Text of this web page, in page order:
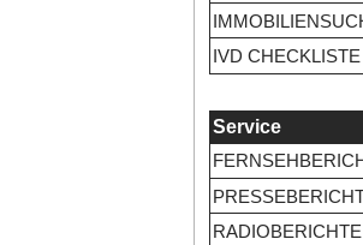
IVD CHECKLISTE
Service
RADIOBERICHTE